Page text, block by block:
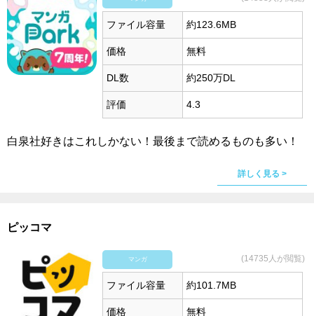
ファイル容量 約123.6MB
価格 無料
DL数 約250万DL
評価 4.3
白泉社好きはこれしかない！最後まで読めるものも多い！
詳しく見る >
ピッコマ
マンガ (14735人が閲覧)
ファイル容量 約101.7MB
価格 無料